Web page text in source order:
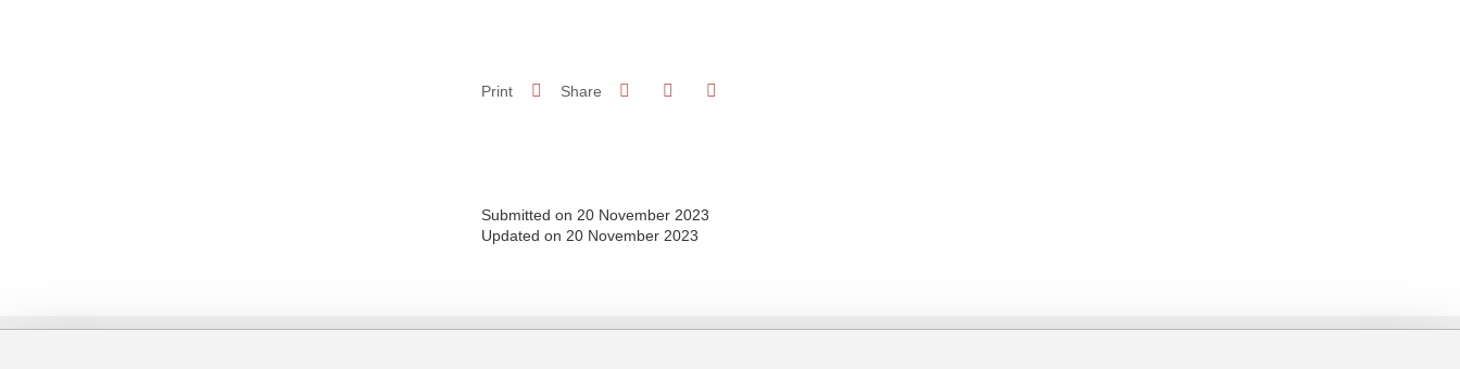
Print Share Share on Facebook
Share on LinkedIn
Submitted on 20 November 2023
Updated on 20 November 2023